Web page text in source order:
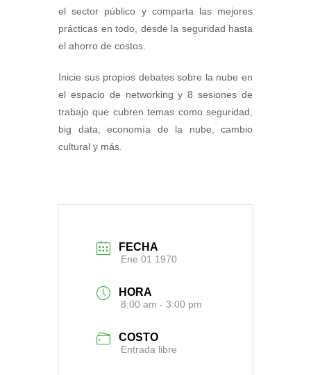
el sector público y comparta las mejores
prácticas en todo, desde la seguridad hasta
el ahorro de costos.
Inicie sus propios debates sobre la nube en
el espacio de networking y 8 sesiones de
trabajo que cubren temas como seguridad,
big data, economía de la nube, cambio
cultural y más.
FECHA
Ene 01 1970
HORA
8:00 am - 3:00 pm
COSTO
Entrada libre